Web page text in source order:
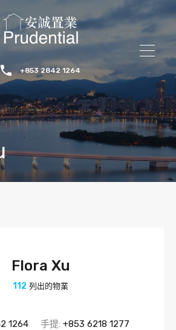
+853 2842 1264
Flora Xu
112 列出的物業
1264 手提: +853 6218 1277